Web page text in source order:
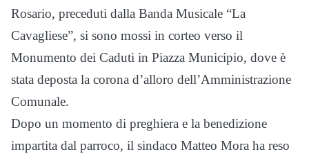
Rosario, preceduti dalla Banda Musicale “La
Cavagliese”, si sono mossi in corteo verso il
Monumento dei Caduti in Piazza Municipio, dove è
stata deposta la corona d’alloro dell’Amministrazione
Comunale.
Dopo un momento di preghiera e la benedizione
impartita dal parroco, il sindaco Matteo Mora ha reso